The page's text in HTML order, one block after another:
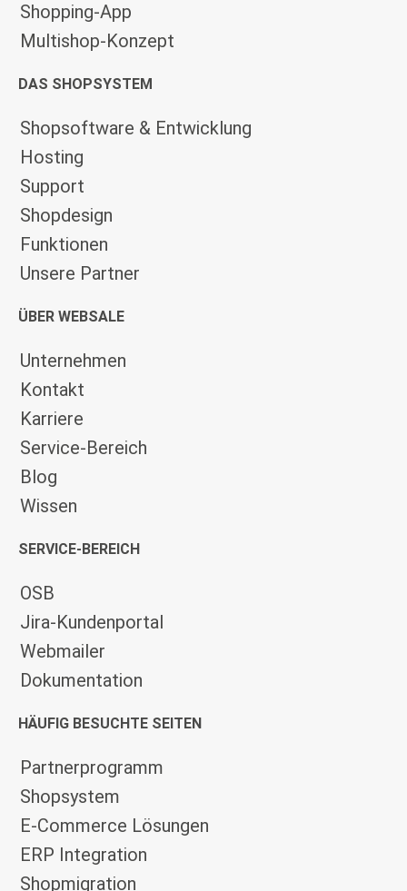
Shopping-App
Multishop-Konzept
DAS SHOPSYSTEM
Shopsoftware & Entwicklung
Hosting
Support
Shopdesign
Funktionen
Unsere Partner
ÜBER WEBSALE
Unternehmen
Kontakt
Karriere
Service-Bereich
Blog
Wissen
SERVICE-BEREICH
OSB
Jira-Kundenportal
Webmailer
Dokumentation
HÄUFIG BESUCHTE SEITEN
Partnerprogramm
Shopsystem
E-Commerce Lösungen
ERP Integration
Shopmigration